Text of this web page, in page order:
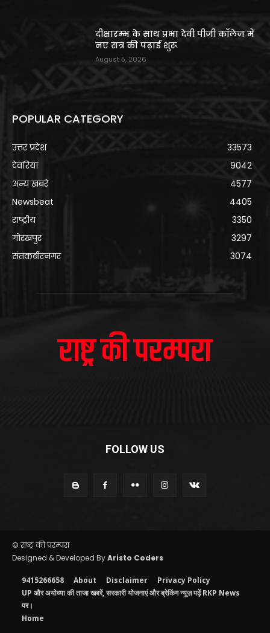
दीक्षारम्भ के साथ प्रभा देवी पीजी कॉलेज में
नए सत्र की पढ़ाई शुरू
August 5, 2026
POPULAR CATEGORY
उत्तर प्रदेश
33573
देवरिया
9042
अन्य खबरे
4577
Newsbeat
4405
राष्ट्रीय
3350
गोरखपुर
3297
संतकबीरनगर
3074
FOLLOW US
© राष्ट्र की परम्परा
Designed & Developed ByAristo Coders
9415266658 About Disclaimer
Privacy Policy
UP और अयोध्या की ताजा खबरें, सरकारी योजनाएं और ब्रेकिंग न्यूज़ पढ़ें RKP News
पर।
Home